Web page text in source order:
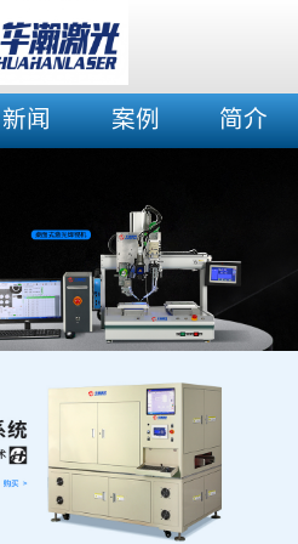
新闻 案例 简介